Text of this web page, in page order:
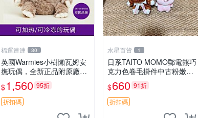
福運連連 30
英國Warmies小樹懶瓦姆安
撫玩偶，全新正品附原廠吊
牌與防塵袋，內藏薰衣草可
加熱，適合各個年齡層，冷
暖兩用享受抱抱樂趣，不容
錯過嚴選好物 溫暖 冷感
$1,560 95折
折扣碼
水星百貨 1
日系TAITO MOMO郵電熊巧
克力色卷毛掛件中古粉嫩玩
偶微瑕推薦 postpet momo
郵電熊 中古玩偶
$660 91折
折扣碼